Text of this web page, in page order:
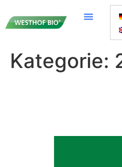
Kategorie: